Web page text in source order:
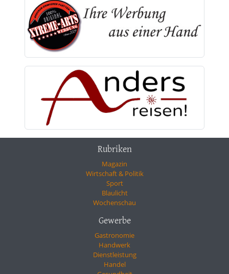
Rubriken
Magazin
Wirtschaft & Politik
Sport
Blaulicht
Wochenschau
Gewerbe
Gastronomie
Handwerk
Dienstleistung
Handel